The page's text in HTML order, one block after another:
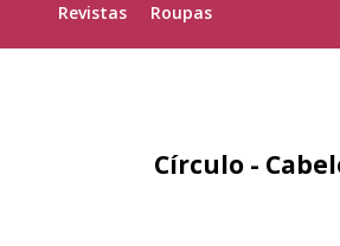
Revistas Roupas
Círculo -